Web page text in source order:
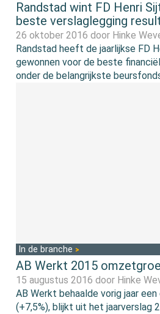
Randstad wint FD Henri
beste verslaglegging
26 oktober 2016 door Hinke
Randstad heeft de jaarlijkse FD
gewonnen voor de beste
onder de belangrijkste
In de branche
AB Werkt 2015
15 augustus 2016 door Hinke
AB Werkt behaalde vorig jaar
(+7,5%), blijkt uit het jaarverslag